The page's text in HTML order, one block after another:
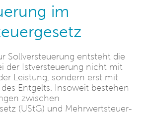
im
Sollversteuerung entsteht die
der Istversteuerung nicht mit
Leistung, sondern erst mit
Entgelts. Insoweit bestehen
zwischen
(UStG) und Mehrwertsteuer-